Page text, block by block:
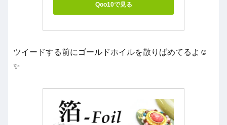
Qoo10で見る
ツイードする前にゴールドホイルを散りばめてるよ☺️
✨